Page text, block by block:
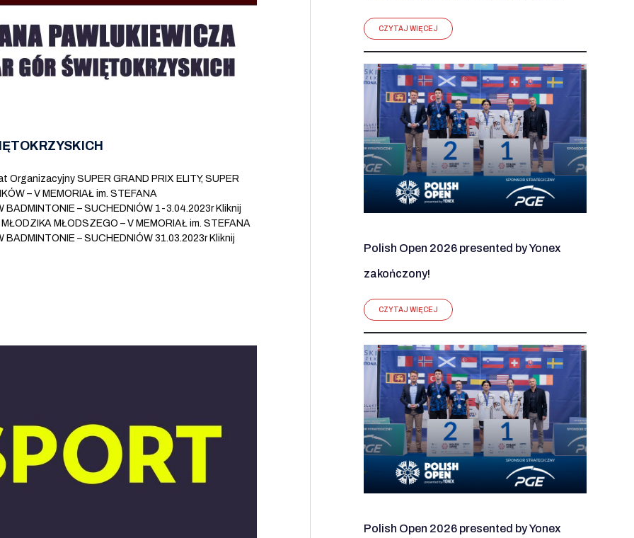
SUPER GRAND PRIX ELITY, SUPER
– V MEMORIAŁ im. STEFANA
– SUCHEDNIÓW 1-3.04.2023r Kliknij
MŁODSZEGO – V MEMORIAŁ im. STEFANA
– SUCHEDNIÓW 31.03.2023r Kliknij
CZYTAJ WIĘCEJ
Polish Open 2026 presented by Yonex
zakończony!
CZYTAJ WIĘCEJ
Polish Open 2026 presented by Yonex